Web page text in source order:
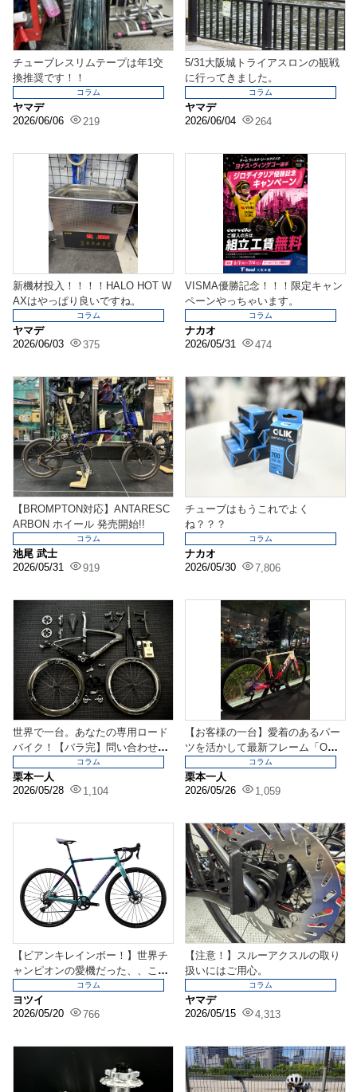
チューブレスリムテープは年1交
換推奨です！！
ヤマデ
2026/06/06
219
コラム
5/31大阪城トライアスロンの観戦
に行ってきました。
ヤマデ
2026/06/04
264
コラム
新機材投入！！！！HALO HOT W
AXはやっぱり良いですね。
ヤマデ
2026/06/03
375
コラム
VISMA優勝記念！！！限定キャン
ペーンやっちゃいます。
ナカオ
2026/05/31
474
コラム
【BROMPTON対応】ANTARESC
ARBON ホイール 発売開始!!
池尾 武士
2026/05/31
919
コラム
チューブはもうこれでよく
ね？？？
ナカオ
2026/05/30
7,806
コラム
世界で一台。あなたの専用ロード
バイク！【バラ完】問い合わせ増
えております！！
栗本一人
2026/05/28
1,104
コラム
【お客様の一台】愛着のあるパー
ツを活かして最新フレーム「OST
栗本一人
2026/05/26
1,059
コラム
【ビアンキレインボー！】世界チ
ャンピオンの愛機だった、、この
ヨツイ
2026/05/20
766
コラム
【注意！】スルーアクスルの取り
扱いにはご用心。
ヤマデ
2026/05/15
4,313
コラム